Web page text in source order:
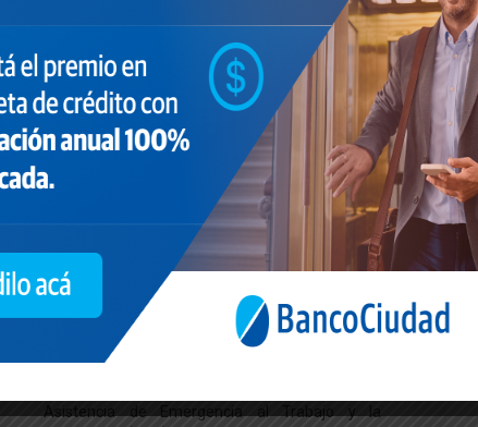
Con respecto al salario complementario de
cuyo pago se hará cargo el Estado, consistirá
en una suma abonada por la ANSES para todos
o parte de los trabajadores/as en relación de
dependencia cuyos empleadores cumplan con
una serie de requisitos establecidos en el
mismo DNU.
El monto de la asignación será equivalente al
50 por ciento del sueldo neto del trabajador/a
correspondiente a febrero de 2020, “no
pudiendo ser inferior a una suma equivalente a
un salario mínimo, vital y móvil ni superar dos
salarios mínimos, vitales y móviles, o al total
del salario neto correspondiente a ese mes”.
A partir de esta ampliación mediante el Decreto
Asistencia de Emergencia al Trabajo y la